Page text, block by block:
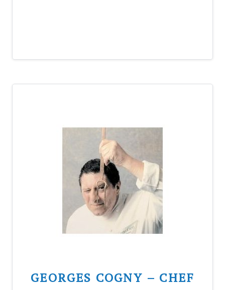
GEORGES COGNY – CHEF